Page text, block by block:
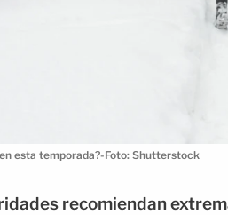
esta temporada?-Foto: Shutterstock
recomiendan